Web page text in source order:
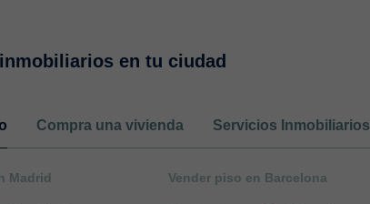
en tu ciudad
Compra una vivienda Servicios Inmobiliarios
Madrid Vender piso en Barcelona